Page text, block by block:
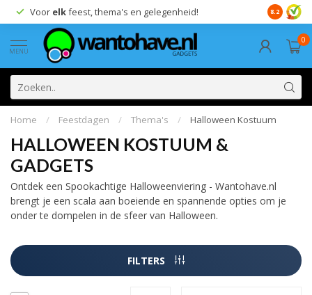
Voor elkfeest, thema's en gelegenheid! 8.2
MENU
0
Home / Feestdagen / Thema's / Halloween Kostuum
HALLOWEEN KOSTUUM &
GADGETS
Ontdek een Spookachtige Halloweenviering - Wantohave.nl
brengt je een scala aan boeiende en spannende opties om je
onder te dompelen in de sfeer van Halloween.
FILTERS